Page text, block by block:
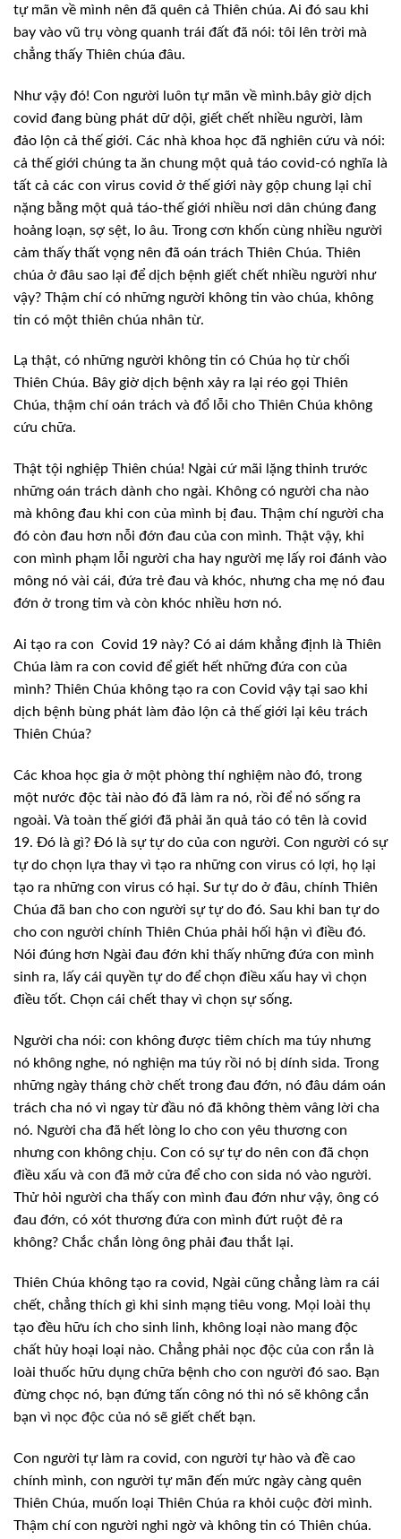
tự mãn về mình nên đã quên cả Thiên chúa. Ai đó sau khi
bay vào vũ trụ vòng quanh trái đất đã nói: tôi lên trời mà
chẳng thấy Thiên chúa đâu.
Như vậy đó! Con người luôn tự mãn về mình.bây giờ dịch
covid đang bùng phát dữ dội, giết chết nhiều người, làm
đảo lộn cả thế giới. Các nhà khoa học đã nghiên cứu và nói:
cả thế giới chúng ta ăn chung một quả táo covid-có nghĩa là
tất cả các con virus covid ở thế giới này gộp chung lại chỉ
nặng bằng một quả táo-thế giới nhiều nơi dân chúng đang
hoảng loạn, sợ sệt, lo âu. Trong cơn khốn cùng nhiều người
cảm thấy thất vọng nên đã oán trách Thiên Chúa. Thiên
chúa ở đâu sao lại để dịch bệnh giết chết nhiều người như
vậy? Thậm chí có những người không tin vào chúa, không
tin có một thiên chúa nhân từ.
Lạ thật, có những người không tin có Chúa họ từ chối
Thiên Chúa. Bây giờ dịch bệnh xảy ra lại réo gọi Thiên
Chúa, thậm chí oán trách và đổ lỗi cho Thiên Chúa không
cứu chữa.
Thật tội nghiệp Thiên chúa! Ngài cứ mãi lặng thinh trước
những oán trách dành cho ngài. Không có người cha nào
mà không đau khi con của mình bị đau. Thậm chí người cha
đó còn đau hơn nỗi đớn đau của con mình. Thật vậy, khi
con mình phạm lỗi người cha hay người mẹ lấy roi đánh vào
mông nó vài cái, đứa trẻ đau và khóc, nhưng cha mẹ nó đau
đớn ở trong tim và còn khóc nhiều hơn nó.
Ai tạo ra con Covid 19 này? Có ai dám khẳng định là Thiên
Chúa làm ra con covid để giết hết những đứa con của
mình? Thiên Chúa không tạo ra con Covid vậy tại sao khi
dịch bệnh bùng phát làm đảo lộn cả thế giới lại kêu trách
Thiên Chúa?
Các khoa học gia ở một phòng thí nghiệm nào đó, trong
một nước độc tài nào đó đã làm ra nó, rồi để nó sống ra
ngoài. Và toàn thế giới đã phải ăn quả táo có tên là covid
19. Đó là gì? Đó là sự tự do của con người. Con người có sự
tự do chọn lựa thay vì tạo ra những con virus có lợi, họ lại
tạo ra những con virus có hại. Sư tựdo ở đâu, chính Thiên
Chúa đã ban cho con người sự tự do đó. Sau khi ban tự do
cho con người chính Thiên Chúa phải hối hận vì điều đó.
Nói đúng hơn Ngài đau đớn khi thấy những đứa con mình
sinh ra, lấy cái quyền tự do để chọn điều xấu hay vì chọn
điều tốt. Chọn cái chết thay vì chọn sự sống.
Người cha nói: con không được tiêm chích ma túy nhưng
nó không nghe, nó nghiện ma túy rồi nó bị dính sida. Trong
những ngày tháng chờ chết trong đau đớn, nó đâu dám oán
trách cha nó vì ngay từ đầu nó đã không thèm vâng lời cha
nó. Người cha đã hết lòng lo cho con yêu thương con
nhưng con không chịu. Con có sự tự do nên con đã chọn
điều xấu và con đã mở cửa để cho con sida nó vào người.
Thử hỏi người cha thấy con mình đau đớn như vậy, ông có
đau đớn, có xót thương đứa con mình đứt ruột đẻ ra
không? Chắc chắn lòng ông phải đau thắt lại.
Thiên Chúa không tạo ra covid, Ngài cũng chẳng làm ra cái
chết, chẳng thích gì khi sinh mạng tiêu vong. Mọi loài thụ
tạo đều hữu ích cho sinh linh, không loại nào mang độc
chất hủy hoại loại nào. Chẳng phải nọc độc của con rắn là
loài thuốc hữu dụng chữa bệnh cho con người đó sao. Bạn
đừng chọc nó, bạn đứng tấn công nó thì nó sẽ không cắn
bạn vì nọc độc của nó sẽ giết chết bạn.
Con người tựlàm ra covid, con người tự hào và đề cao
chính mình, con người tự mãn đến mức ngày càng quên
Thiên Chúa, muốn loại Thiên Chúa ra khỏi cuộc đời mình.
Thậm chí con người nghi ngờ và không tin có Thiên chúa.